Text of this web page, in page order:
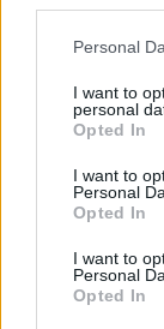
Please note
not limited to
grant or deny
use your data
consent section.
Personal
I want to
personal
Opted In
I want to
Personal
Opted In
I want to
Personal
Opted In
Beütött a
elbukták
Hakapeszi Miki•
Áll a
székház előtt
karmaiból a
pezsgőzni